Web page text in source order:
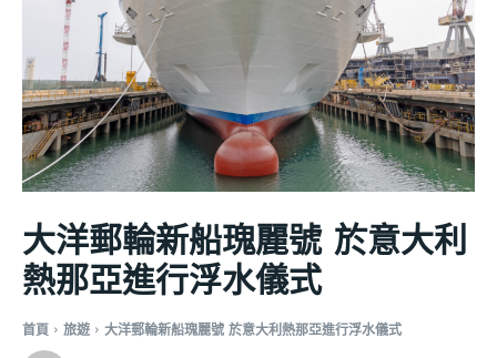
大洋郵輪新船瑰麗號 於意大利
熱那亞進行浮水儀式
首頁 旅遊 大洋郵輪新船瑰麗號 於意大利熱那亞進行浮水儀式